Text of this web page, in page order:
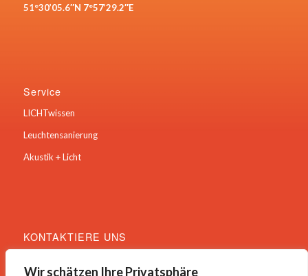
Wir schätzen Ihre Privatsphäre
51°30’05.6″N 7°57’29.2″E
Service
LICHTwissen
Leuchtensanierung
Akustik + Licht
KONTAKTIERE UNS
59469 Ense